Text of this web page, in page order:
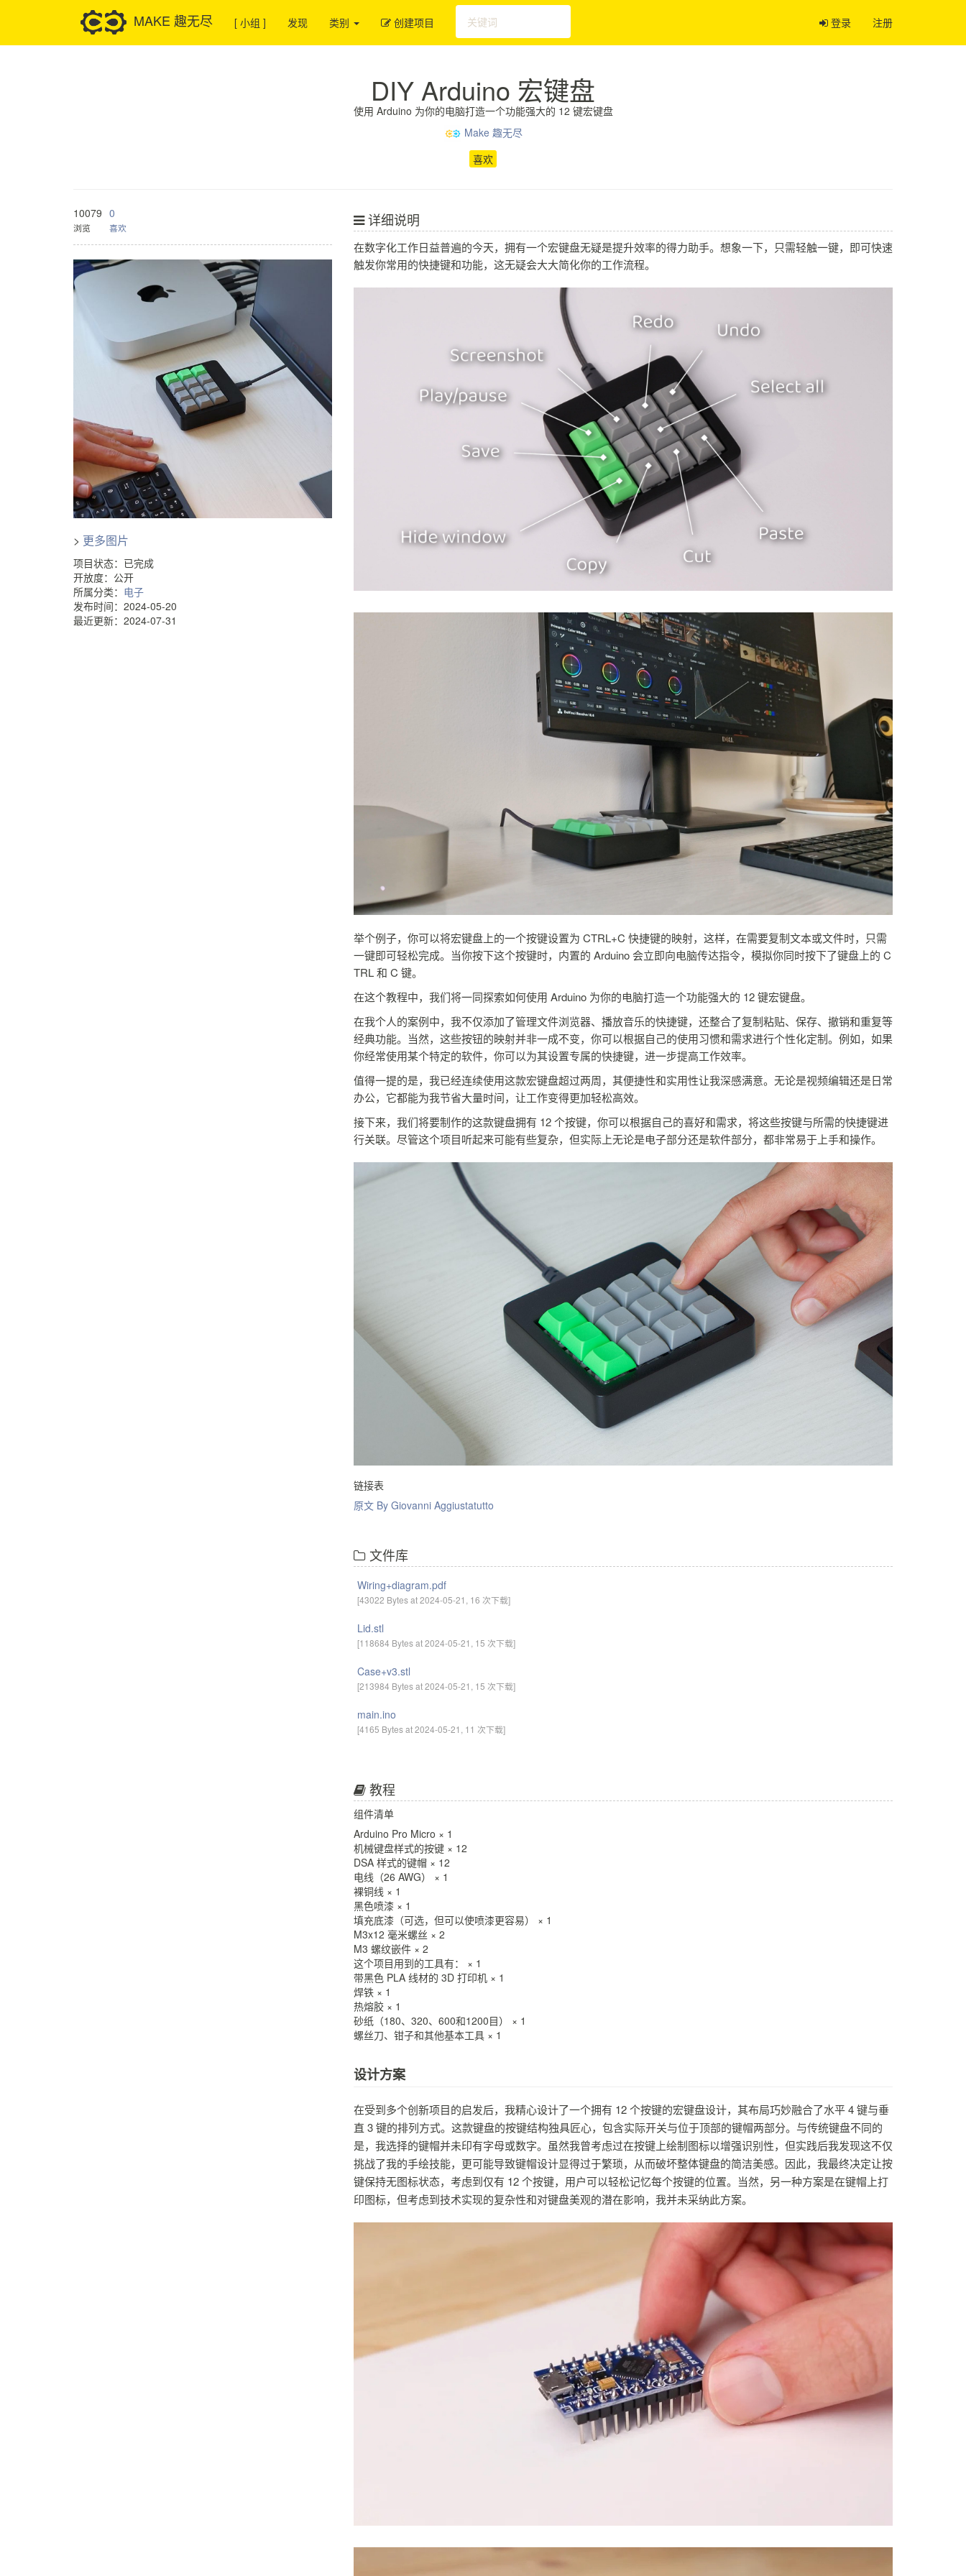
MAKE 趣无尽 [ 小组 ] 发现 类别 创建项目 登录 注册
DIY Arduino 宏键盘
使用 Arduino 为你的电脑打造一个功能强大的 12 键宏键盘
Make 趣无尽
喜欢
10079
浏览
0
喜欢
> 更多图片
项目状态：已完成
开放度：公开
所属分类： 电子
发布时间：2024-05-20
最近更新：2024-07-31
详细说明
在数字化工作日益普遍的今天，拥有一个宏键盘无疑是提升效率的得力助手。想象一下，只需轻触一键，即可快速
触发你常用的快捷键和功能，这无疑会大大简化你的工作流程。
举个例子，你可以将宏键盘上的一个按键设置为 CTRL+C 快捷键的映射，这样，在需要复制文本或文件时，只需
一键即可轻松完成。当你按下这个按键时，内置的 Arduino 会立即向电脑传达指令，模拟你同时按下了键盘上的 C
TRL 和 C 键。
在这个教程中，我们将一同探索如何使用 Arduino 为你的电脑打造一个功能强大的 12 键宏键盘。
在我个人的案例中，我不仅添加了管理文件浏览器、播放音乐的快捷键，还整合了复制粘贴、保存、撤销和重复等
经典功能。当然，这些按钮的映射并非一成不变，你可以根据自己的使用习惯和需求进行个性化定制。例如，如果
你经常使用某个特定的软件，你可以为其设置专属的快捷键，进一步提高工作效率。
值得一提的是，我已经连续使用这款宏键盘超过两周，其便捷性和实用性让我深感满意。无论是视频编辑还是日常
办公，它都能为我节省大量时间，让工作变得更加轻松高效。
接下来，我们将要制作的这款键盘拥有 12 个按键，你可以根据自己的喜好和需求，将这些按键与所需的快捷键进
行关联。尽管这个项目听起来可能有些复杂，但实际上无论是电子部分还是软件部分，都非常易于上手和操作。
链接表
原文 By Giovanni Aggiustatutto
文件库
Wiring+diagram.pdf
[43022 Bytes at 2024-05-21, 16 次下载]
Lid.stl
[118684 Bytes at 2024-05-21, 15 次下载]
Case+v3.stl
[213984 Bytes at 2024-05-21, 15 次下载]
main.ino
[4165 Bytes at 2024-05-21, 11 次下载]
教程
组件清单
Arduino Pro Micro × 1
机械键盘样式的按键 × 12
DSA 样式的键帽 × 12
电线（26 AWG） × 1
裸铜线 × 1
黑色喷漆 × 1
填充底漆（可选，但可以使喷漆更容易） × 1
M3x12 毫米螺丝 × 2
M3 螺纹嵌件 × 2
这个项目用到的工具有： × 1
带黑色 PLA 线材的 3D 打印机 × 1
焊铁 × 1
热熔胶 × 1
砂纸（180、320、600和1200目） × 1
螺丝刀、钳子和其他基本工具 × 1
设计方案
在受到多个创新项目的启发后，我精心设计了一个拥有 12 个按键的宏键盘设计，其布局巧妙融合了水平 4 键与垂
直 3 键的排列方式。这款键盘的按键结构独具匠心，包含实际开关与位于顶部的键帽两部分。与传统键盘不同的
是，我选择的键帽并未印有字母或数字。虽然我曾考虑过在按键上绘制图标以增强识别性，但实践后我发现这不仅
挑战了我的手绘技能，更可能导致键帽设计显得过于繁琐，从而破坏整体键盘的简洁美感。因此，我最终决定让按
键保持无图标状态，考虑到仅有 12 个按键，用户可以轻松记忆每个按键的位置。当然，另一种方案是在键帽上打
印图标，但考虑到技术实现的复杂性和对键盘美观的潜在影响，我并未采纳此方案。